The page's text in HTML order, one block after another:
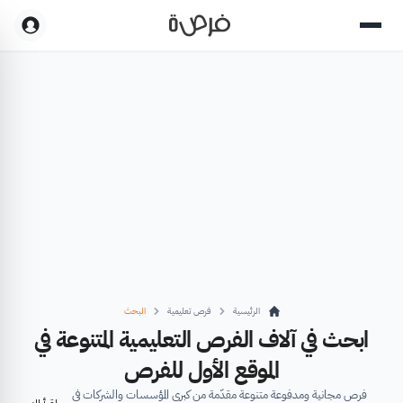
الرئيسية فرص تعليمية البحث
ابحث في آلاف الفرص التعليمية المتنوعة في
الموقع الأول للفرص
فرص مجانية ومدفوعة متنوعة مقدّمة من كبرى المؤسسات والشركات في